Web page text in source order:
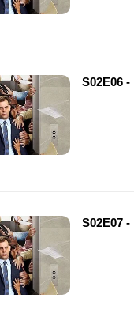
S02E06
S02E07